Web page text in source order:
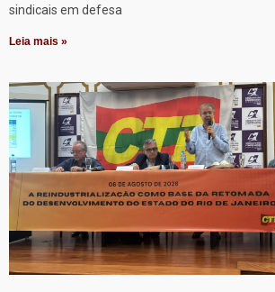
sindicais em defesa
Leia mais »